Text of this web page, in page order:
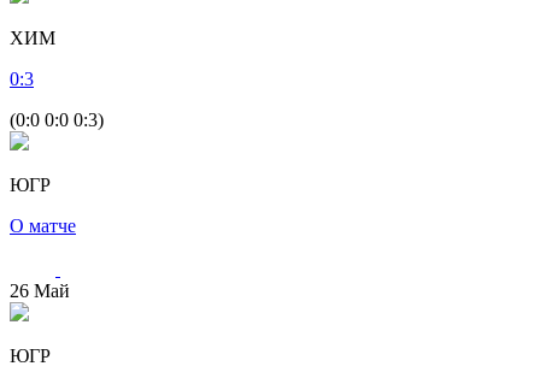
ХИМ
0:3
(0:0 0:0 0:3)
ЮГР
О матче
26 Май
ЮГР